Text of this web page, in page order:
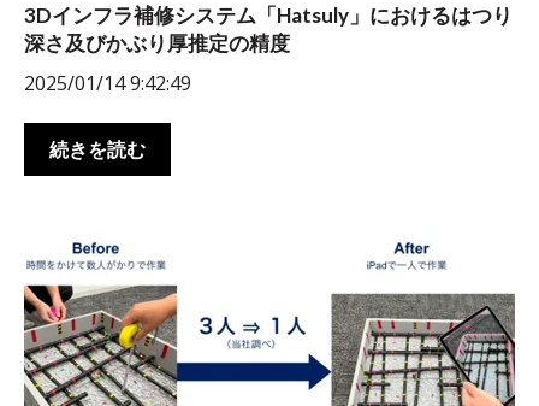
3Dインフラ補修システム「Hatsuly」におけるはつり
深さ及びかぶり厚推定の精度
2025/01/14 9:42:49
続きを読む